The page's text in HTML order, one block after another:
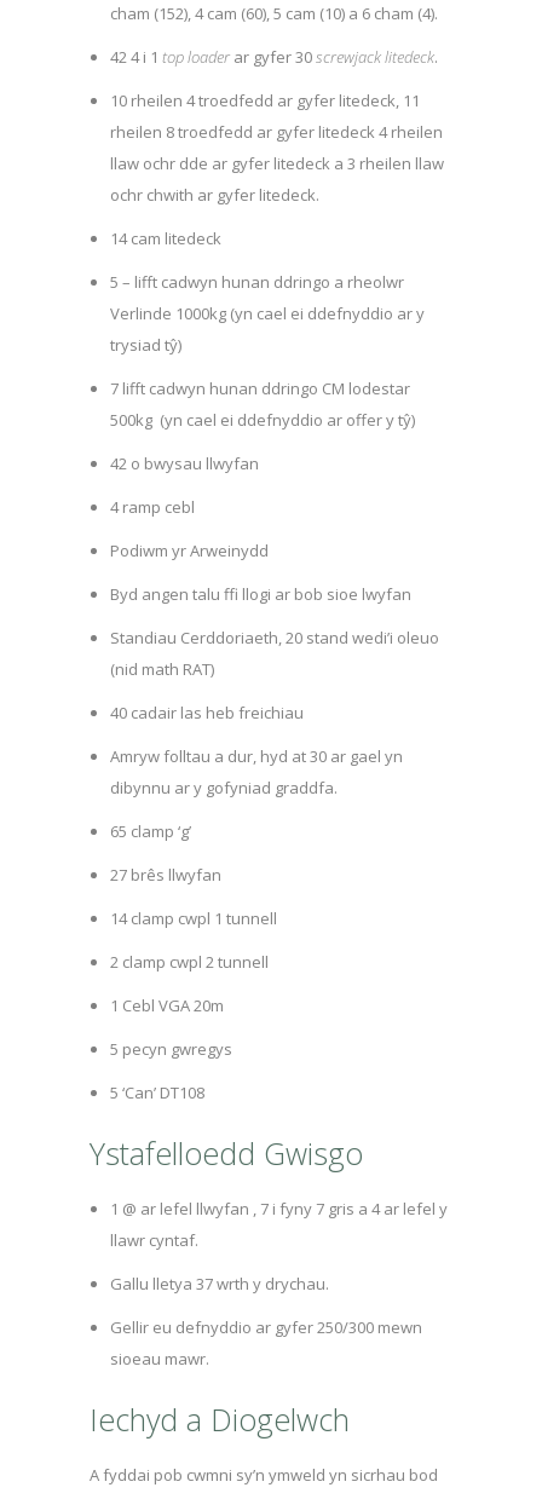
cham (152), 4 cam (60), 5 cam (10) a 6 cham (4).
42 4 i 1 top loaderar gyfer 30screwjack litedeck.
10 rheilen 4 troedfedd ar gyfer litedeck, 11
rheilen 8 troedfedd ar gyfer litedeck 4 rheilen
llaw ochr dde ar gyfer litedeck a 3 rheilen llaw
ochr chwith ar gyfer litedeck.
14 cam litedeck
5 – lifft cadwyn hunan ddringo a rheolwr
Verlinde 1000kg (yn cael ei ddefnyddio ar y
trysiad tŷ)
7 lifft cadwyn hunan ddringo CM lodestar
500kg (yn cael ei ddefnyddio ar offer y tŷ)
42 o bwysau llwyfan
4 ramp cebl
Podiwm yr Arweinydd
Byd angen talu ffi llogi ar bob sioe lwyfan
Standiau Cerddoriaeth, 20 stand wedi’i oleuo
(nid math RAT)
40 cadair las heb freichiau
Amryw folltau a dur, hyd at 30 ar gael yn
dibynnu ar y gofyniad graddfa.
65 clamp ‘g’
27 brês llwyfan
14 clamp cwpl 1 tunnell
2 clamp cwpl 2 tunnell
1 Cebl VGA 20m
5 pecyn gwregys
5 ‘Can’ DT108
Ystafelloedd Gwisgo
1 @ ar lefel llwyfan , 7 i fyny 7 gris a 4 ar lefel y
llawr cyntaf.
Gallu lletya 37 wrth y drychau.
Gellir eu defnyddio ar gyfer 250/300 mewn
sioeau mawr.
Iechyd a Diogelwch
A fyddai pob cwmni sy’n ymweld yn sicrhau bod